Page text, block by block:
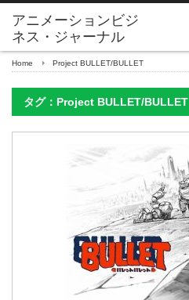
アニメーションビジ
ネス・ジャーナル
Home Project BULLET/BULLET
タグ：Project BULLET/BULLET